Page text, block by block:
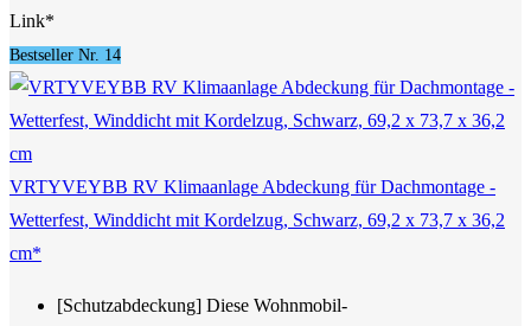
Link*
Bestseller Nr. 14
VRTYVEYBB RV Klimaanlage Abdeckung für Dachmontage -
Wetterfest, Winddicht mit Kordelzug, Schwarz, 69,2 x 73,7 x 36,2
cm*
[Schutzabdeckung] Diese Wohnmobil-